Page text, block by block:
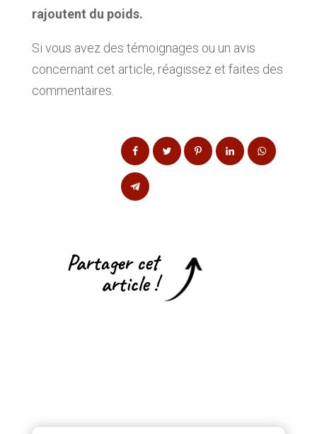
rajoutent du poids.
Si vous avez des témoignages ou un avis
concernant cet article, réagissez et faites des
commentaires.
Partager cet
article !